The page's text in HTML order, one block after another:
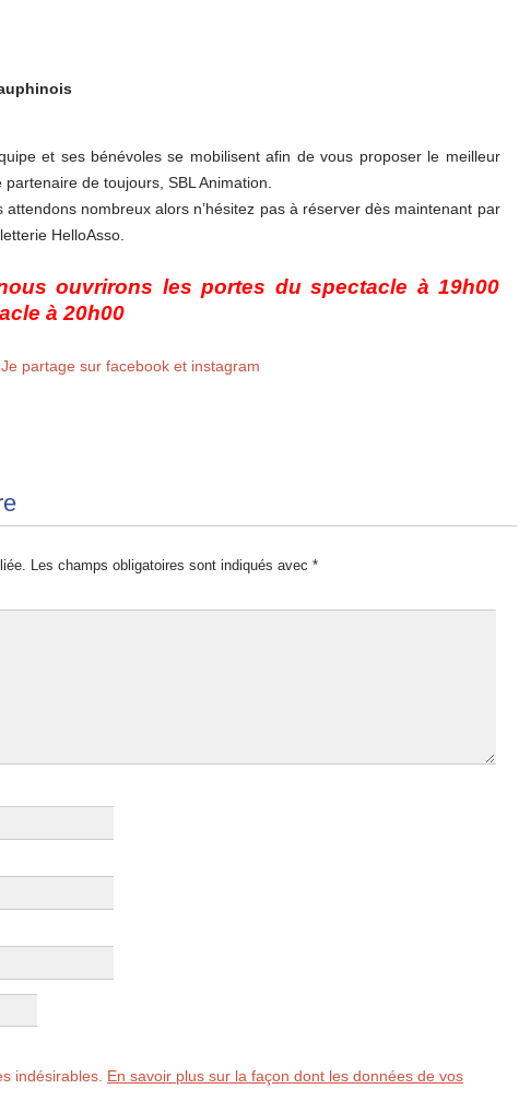
et ses bénévoles se mobilisent afin de vous proposer le meilleur
de toujours, SBL Animation.
nombreux alors n’hésitez pas à réserver dès maintenant par
HelloAsso.
ouvrirons les portes du spectacle à 19h00
à 20h00
Je partage sur facebook et instagram
Les champs obligatoires sont indiqués avec *
indésirables. En savoir plus sur la façon dont les données de vos